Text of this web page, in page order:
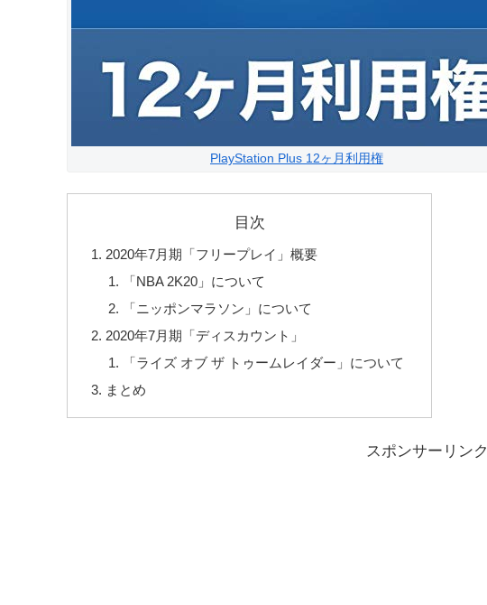
PlayStation Plus 12ヶ月利用権
目次
2020年7月期「フリープレイ」概要
「NBA 2K20」について
「ニッポンマラソン」について
2020年7月期「ディスカウント」
「ライズ オブ ザ トゥームレイダー」について
まとめ
スポンサーリンク